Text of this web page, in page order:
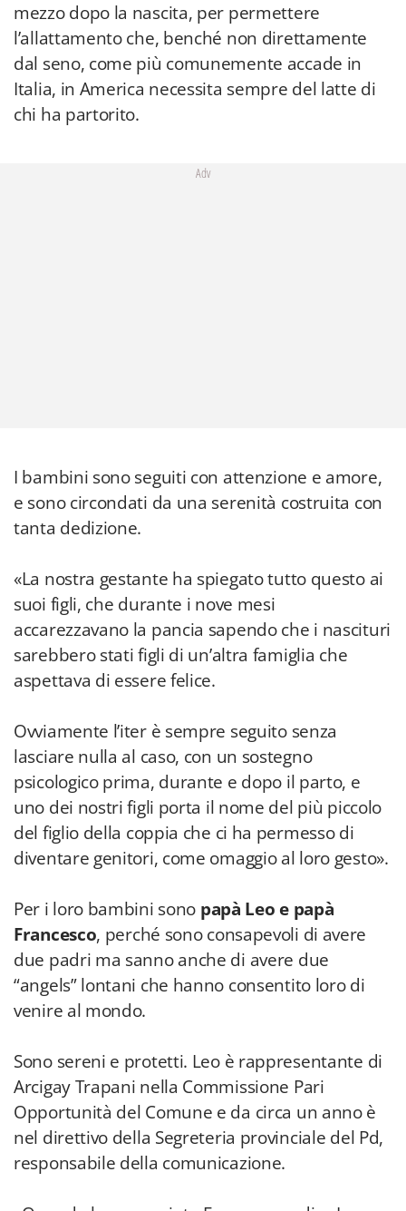
mezzo dopo la nascita, per permettere
l’allattamento che, benché non direttamente
dal seno, come più comunemente accade in
Italia, in America necessita sempre del latte di
chi ha partorito.
Adv
I bambini sono seguiti con attenzione e amore,
e sono circondati da una serenità costruita con
tanta dedizione.
«La nostra gestante ha spiegato tutto questo ai
suoi figli, che durante i nove mesi
accarezzavano la pancia sapendo che i nascituri
sarebbero stati figli di un’altra famiglia che
aspettava di essere felice.
Ovviamente l’iter è sempre seguito senza
lasciare nulla al caso, con un sostegno
psicologico prima, durante e dopo il parto, e
uno dei nostri figli porta il nome del più piccolo
del figlio della coppia che ci ha permesso di
diventare genitori, come omaggio al loro gesto».
Per i loro bambini sono papà Leo e papà
Francesco, perché sono consapevoli di avere
due padri ma sanno anche di avere due
“angels” lontani che hanno consentito loro di
venire al mondo.
Sono sereni e protetti. Leo è rappresentante di
Arcigay Trapani nella Commissione Pari
Opportunità del Comune e da circa un anno è
nel direttivo della Segreteria provinciale del Pd,
responsabile della comunicazione.